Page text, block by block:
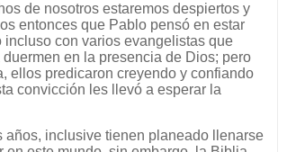
de nosotros estaremos despiertos y
entonces que Pablo pensó en estar
incluso con varios evangelistas que
duermen en la presencia de Dios; pero
ellos predicaron creyendo y confiando
convicción les llevó a esperar la
años, inclusive tienen planeado llenarse